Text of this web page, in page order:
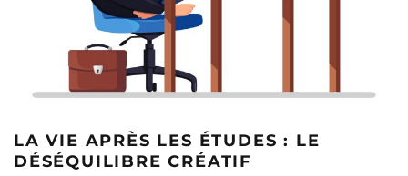
LA VIE APRÈS LES ÉTUDES : LE
DÉSÉQUILIBRE CRÉATIF